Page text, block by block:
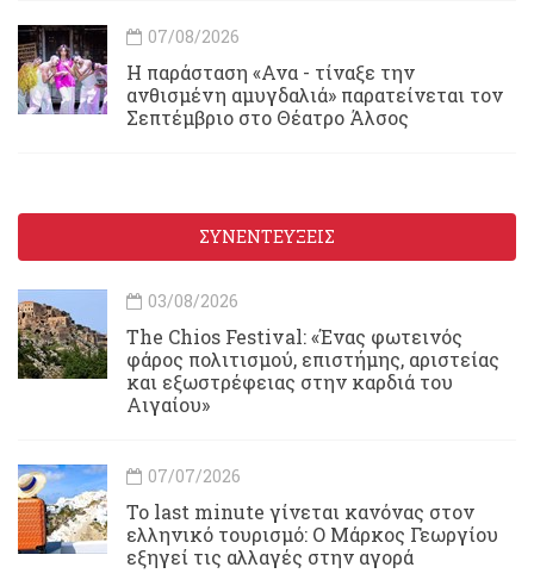
07/08/2026
Η παράσταση «Ανα - τίναξε την
ανθισμένη αμυγδαλιά» παρατείνεται τον
Σεπτέμβριο στο Θέατρο Άλσος
ΣΥΝΕΝΤΕΥΞΕΙΣ
03/08/2026
Τhe Chios Festival: «Ένας φωτεινός
φάρος πολιτισμού, επιστήμης, αριστείας
και εξωστρέφειας στην καρδιά του
Αιγαίου»
07/07/2026
Το last minute γίνεται κανόνας στον
ελληνικό τουρισμό: Ο Μάρκος Γεωργίου
εξηγεί τις αλλαγές στην αγορά